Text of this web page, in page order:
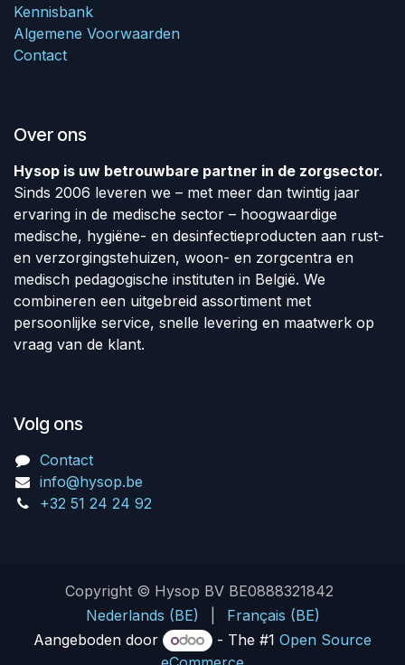
Kennisbank
Algemene Voorwaarden
Contact
Over ons
Hysop is uw betrouwbare partner in de zorgsector.
Sinds 2006 leveren we – met meer dan twintig jaar
ervaring in de medische sector – hoogwaardige
medische, hygiëne- en desinfectieproducten aan rust-
en verzorgingstehuizen, woon- en zorgcentra en
medisch pedagogische instituten in België. We
combineren een uitgebreid assortiment met
persoonlijke service, snelle levering en maatwerk op
vraag van de klant.
Volg ons
Contact
info@hysop.be
+32 51 24 24 92
Copyright © Hysop BV BE0888321842
Nederlands (BE)
Français (BE)
Aangeboden door
- The #1 Open Source